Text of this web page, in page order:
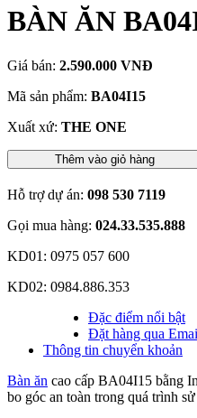
BÀN ĂN
Giá bán: 2.590.000 VNĐ
Mã sản phẩm: BA04I15
Xuất xứ: THE ONE
Thêm vào giỏ hàng
Hỗ trợ dự án: 098 530 7119
Gọi mua hàng: 024.33.535.888
KD01: 0975 057 600
KD02: 0984.886.353
Đặc điểm nổi bật
Đặt hàng qua
Thông tin chuyển khoản
Bàn ăn cao cấp BA04I15 bằng
bo góc an toàn trong quá trình